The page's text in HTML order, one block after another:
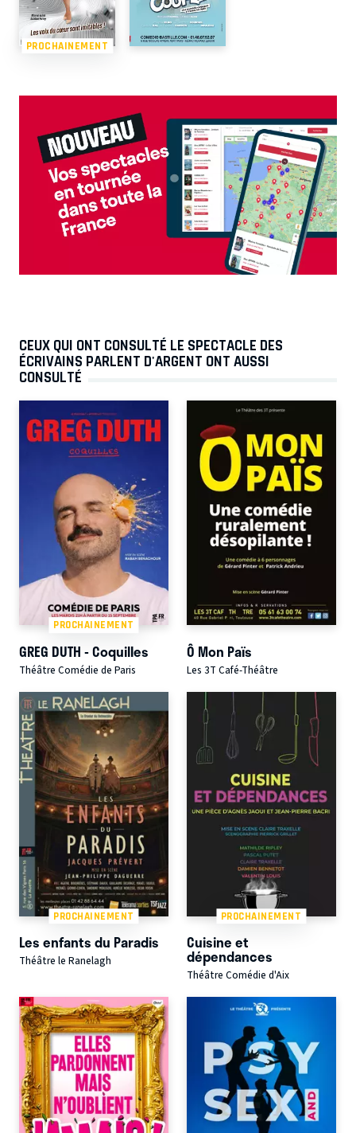
PROCHAINEMENT
CEUX QUI ONT CONSULTÉ LE SPECTACLE DES
ÉCRIVAINS PARLENT D'ARGENT ONT AUSSI
CONSULTÉ
PROCHAINEMENT
GREG DUTH - Coquilles
Théâtre Comédie de Paris
Ô Mon Païs
Les 3T Café-Théâtre
PROCHAINEMENT
Les enfants du Paradis
Théâtre le Ranelagh
PROCHAINEMENT
Cuisine et
dépendances
Théâtre Comédie d'Aix